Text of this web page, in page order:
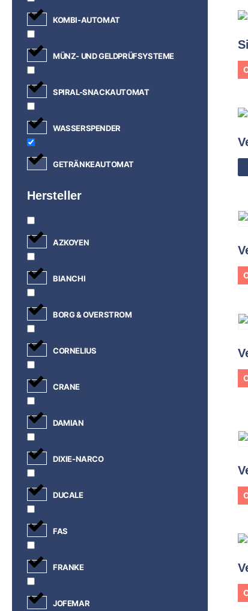
KOMBI-AUTOMAT
MÜNZ- UND GELDPRÜFSYSTEME
SPIRAL-SNACKAUTOMAT
WASSERSPENDER
GETRÄNKEAUTOMAT
Hersteller
AZKOYEN
BIANCHI
BORG & OVERSTROM
CORNELIUS
CRANE
DAMIAN
DIXIE-NARCO
DUCALE
FAS
FRANKE
JOFEMAR